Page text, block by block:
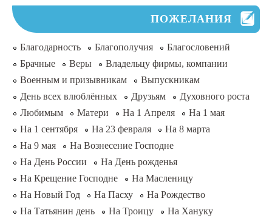
ПОЖЕЛАНИЯ
Благодарность Благополучия
Благословений
Брачные
Веры
Владельцу фирмы, компании
Военным и призывникам
Выпускникам
День всех влюблённых
Друзьям
Духовного роста
Любимым
Матери На 1 Апреля
На 1 мая
На 1 сентября
На 23 февраля
На 8 марта
На 9 мая
На Вознесение Господне
На День России
На День рожденья
На Крещение Господне
На Масленицу
На Новый Год
На Пасху
На Рождество
На Татьянин день
На Троицу
На Хануку